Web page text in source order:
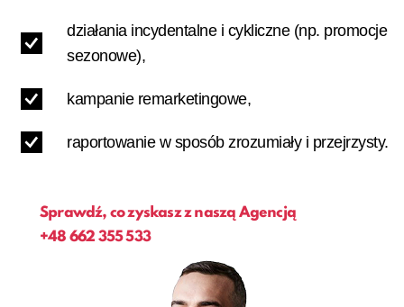
działania incydentalne i cykliczne (np. promocje
sezonowe),
kampanie remarketingowe,
raportowanie w sposób zrozumiały i przejrzysty.
Sprawdź, co zyskasz z naszą Agencją
+48 662 355 533